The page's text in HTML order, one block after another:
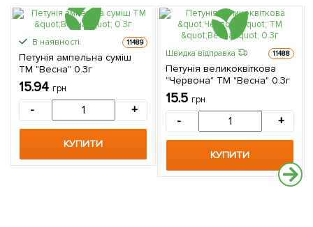
В наявності. 11489
Петунія ампельна суміш
ТМ "Весна" 0.3г
15.94 грн
- +
КУПИТИ
Швидка відправка 11488
Петунія великоквіткова
"Червона" ТМ "Весна" 0.3г
15.5 грн
- +
КУПИТИ